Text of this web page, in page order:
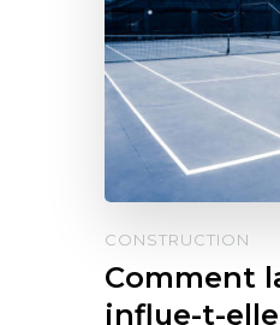
CONSTRUCTION
Comment
influe-t-